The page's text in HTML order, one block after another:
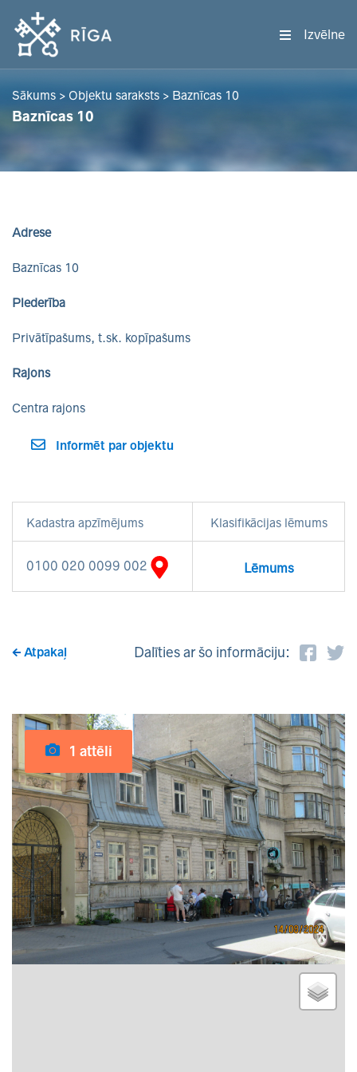
Izvēlne
Sākums > Objektu saraksts > Baznīcas 10
Baznīcas 10
Adrese
Baznīcas 10
Piederība
Privātīpašums, t.sk. kopīpašums
Rajons
Centra rajons
Informēt par objektu
Kadastra apzīmējums Klasifikācijas lēmums
0100 020 0099 002 Lēmums
Atpakaļ Dalīties ar šo informāciju:
1 attēli